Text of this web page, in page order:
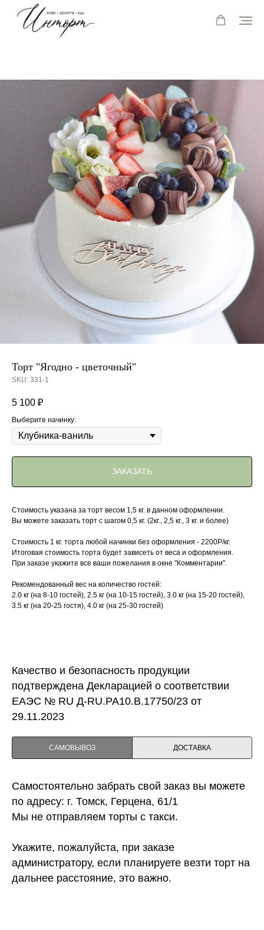
Торт "Ягодно - цветочный"
SKU: 331-1
5 100 ₽
Выберите начинку:
ЗАКАЗАТЬ
Стоимость указана за торт весом 1,5 кг. в данном оформлении.
Вы можете заказать торт с шагом 0,5 кг. (2кг., 2,5 кг., 3 кг. и более)
Стоимость 1 кг. торта любой начинки без оформления - 2200Р/кг.
Итоговая стоимость торта будет зависеть от веса и оформления.
При заказе укажите все ваши пожелания в окне "Комментарии".
Рекомендованный вес на количество гостей:
2.0 кг (на 8-10 гостей), 2.5 кг (на 10-15 гостей), 3.0 кг (на 15-20 гостей),
3.5 кг (на 20-25 гостя), 4.0 кг (на 25-30 гостей)
Качество и безопасность продукции
подтверждена Декларацией о соответствии
ЕАЭС № RU Д-RU.PA10.B.17750/23 от
29.11.2023
САМОВЫВОЗ ДОСТАВКА
Самостоятельно забрать свой заказ вы можете
по адресу: г. Томск, Герцена, 61/1
Мы не отправляем торты с такси.
Укажите, пожалуйста, при заказе
администратору, если планируете везти торт на
дальнее расстояние, это важно.